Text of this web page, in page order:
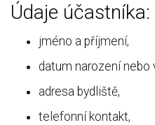
Údaje účastníka:
jméno a příjmení,
datum narození nebo
adresa bydliště,
telefonní kontakt,